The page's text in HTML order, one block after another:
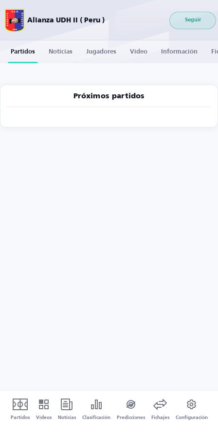
Alianza UDH II ( Peru ) Seguir
Partidos Noticias Jugadores Vídeo Información
Próximos partidos
Partidos Vídeos Noticias Clasificación Predicciones Fichajes Configuración